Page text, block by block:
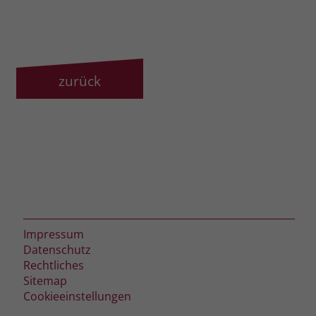
zurück
Impressum
Datenschutz
Rechtliches
Sitemap
Cookieeinstellungen
Unternehmen zurückzusenden.